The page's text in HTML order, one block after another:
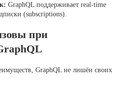
GraphQL поддерживает real-time
(subscriptions).
при
GraphQL не лишён своих